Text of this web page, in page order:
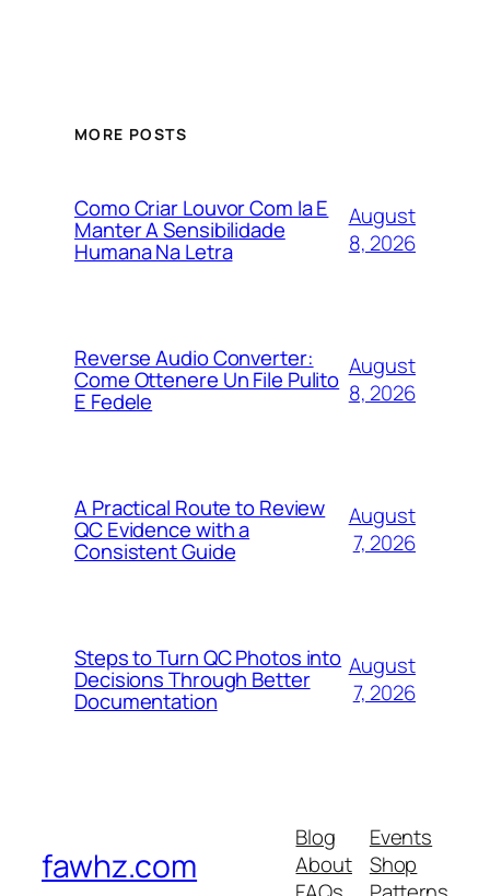
MORE POSTS
Como Criar Louvor Com Ia E
Manter A Sensibilidade
Humana Na Letra
August
8, 2026
Reverse Audio Converter:
Come Ottenere Un File Pulito
E Fedele
August
8, 2026
A Practical Route to Review
QC Evidence with a
Consistent Guide
August
7, 2026
Steps to Turn QC Photos into
Decisions Through Better
Documentation
August
7, 2026
fawhz.com
Blog
About
Events
Shop